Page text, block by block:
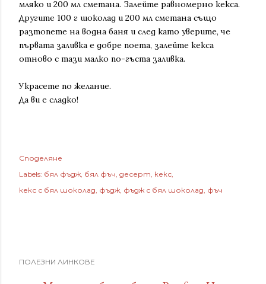
мляко и 200 мл сметана. Залейте равномерно кекса.
Другите 100 г шоколад и 200 мл сметана също
разтопете на водна баня и след като уверите, че
първата заливка е добре поета, залейте кекса
отново с тази малко по-гъста заливка.
Украсете по желание.
Да ви е сладко!
Споделяне
Labels: бял фъдж бял фъч десерт кекс
кекс с бял шоколад фъдж фъдж с бял шоколад фъч
ПОЛЕЗНИ ЛИНКОВЕ